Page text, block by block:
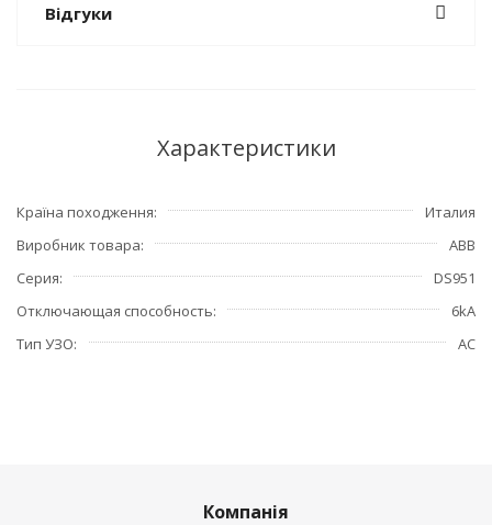
Відгуки
Характеристики
Країна походження
Италия
Виробник товара
ABB
Серия
DS951
Отключающая способность
6kA
Тип УЗО
АС
Компанія